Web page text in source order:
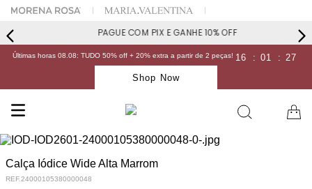
PAGUE COM PIX E GANHE 10% OFF
Últimas horas 08.08: TUDO 50% off + 20% extra a partir de 2 peças! 16 : 01 : 27
Shop Now
Calça Iódice Wide Alta Marrom
REF.24000105380000048